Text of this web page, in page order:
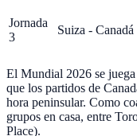
Jornada
3
Suiza - Canadá
El Mundial 2026 se juega
que los partidos de
hora peninsular. Como
grupos en casa, entre
Place).